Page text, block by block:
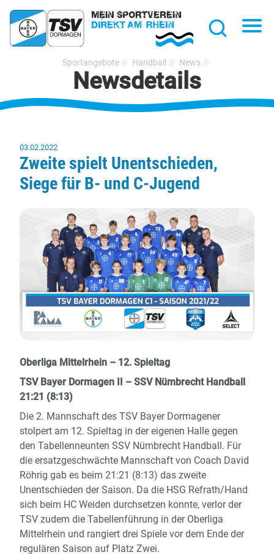
TSV
Bayer
Dormagen
1920
Sportangebote Handball News
Newsdetails
03.02.2022
Zweite spielt Unentschieden,
Siege für B- und C-Jugend
Oberliga Mittelrhein – 12. Spieltag
TSV Bayer Dormagen II – SSV Nümbrecht Handball
21:21 (8:13)
Die 2. Mannschaft des TSV Bayer Dormagener
stolpert am 12. Spieltag in der eigenen Halle gegen
den Tabellenneunten SSV Nümbrecht Handball. Für
die ersatzgeschwächte Mannschaft von Coach David
Röhrig gab es beim 21:21 (8:13) das zweite
Unentschieden der Saison. Da die HSG Refrath/Hand
sich beim HC Weiden durchsetzen konnte, verlor der
TSV zudem die Tabellenführung in der Oberliga
Mittelrhein und rangiert drei Spiele vor dem Ende der
regulären Saison auf Platz Zwei.